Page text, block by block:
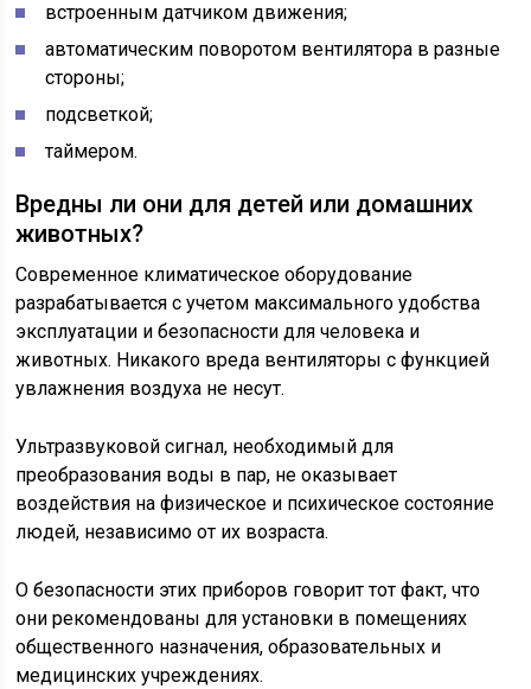
встроенным датчиком движения;
автоматическим поворотом вентилятора в разные
стороны;
подсветкой;
таймером.
Вредны ли они для детей или домашних
животных?
Современное климатическое оборудование
разрабатывается с учетом максимального удобства
эксплуатации и безопасности для человека и
животных. Никакого вреда вентиляторы с функцией
увлажнения воздуха не несут.
Ультразвуковой сигнал, необходимый для
преобразования воды в пар, не оказывает
воздействия на физическое и психическое состояние
людей, независимо от их возраста.
О безопасности этих приборов говорит тот факт, что
они рекомендованы для установки в помещениях
общественного назначения, образовательных и
медицинских учреждениях.